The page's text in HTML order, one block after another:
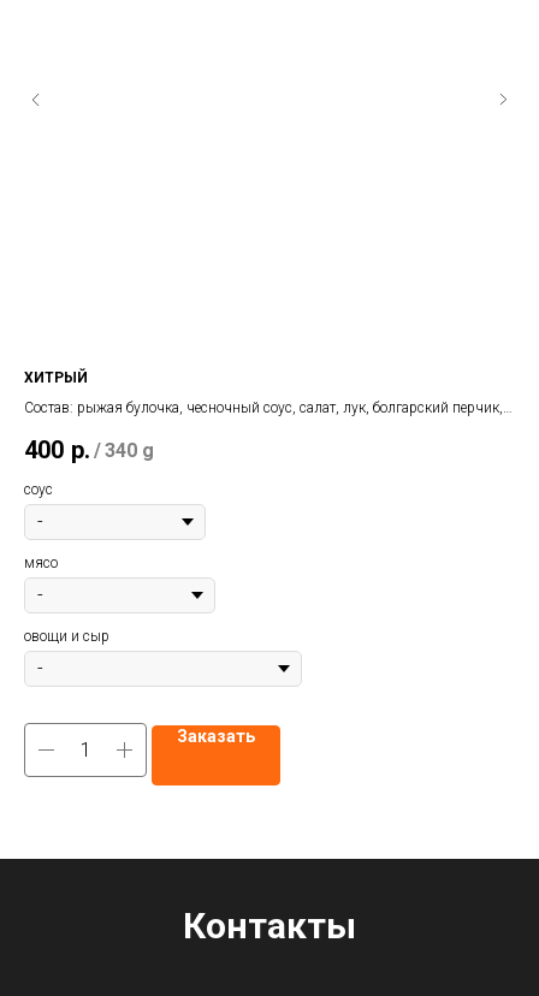
ХИТРЫЙ
Состав: рыжая булочка, чесночный соус, салат, лук, болгарский перчик,
400 р. /340 g
соус
мясо
овощи и сыр
Заказать
Контакты